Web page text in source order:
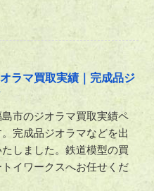
ラマ買取実績｜完成品ジ
市のジオラマ買取実績ペ
完成品ジオラマなどを出
しました。鉄道模型の買
イワークスへお任せくだ